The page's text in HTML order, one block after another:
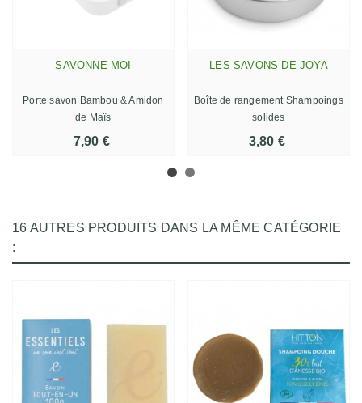
SAVONNE MOI
Porte savon Bambou & Amidon
de Maïs
7,90 €
LES SAVONS DE JOYA
Boîte de rangement Shampoings
solides
3,80 €
16 AUTRES PRODUITS DANS LA MÊME CATÉGORIE
: